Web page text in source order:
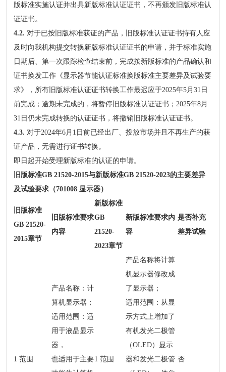
版标准实施认证并出具新版标准认证证书，不再颁发旧版标准认
证证书。
4.2. 对于已按旧版标准获证的产品，旧版标准认证证书持有人应
及时向我机构提交转换新版标准认证证书的申请，并于标准实施
日期后、第一次跟踪检查结束前，完成按新版标准的产品确认和
证书换发工作《显示器节能认证标准换版标准主要差异及试验要
求》，所有旧版标准认证证书转换工作最迟应于2025年5月31日
前完成；逾期未完成的，将暂停旧版标准认证证书；2025年8月
31日仍未完成转换的认证证书，将撤销旧版标准认证证书。
4.3. 对于2024年6月1日前已经出厂、投放市场并且不再生产的获
证产品，无需进行证书转换。
即日起开始受理新版标准的认证的申请。
旧版标准GB 21520-2015与新版标准GB 21520-2023的主要差异
及试验要求（701008 显示器）
旧版标准
GB 21520-
2015章节
旧版标准要求
内容
新版标准
GB
21520-
2023章节
新版标准要求内
容
是否补充
差异试验
1 范围
产品名称：计
算机显示器；
适用范围：适
用于液晶显示
器，
也适用于主要1 范围
产品名称将计算
机显示器修改成
了显示器；
适用范围：从显
示方式上增加了
有机发光二极管
（OLED）显示
器和发光二极管 否